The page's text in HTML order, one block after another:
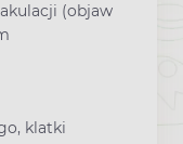
(objaw
klatki